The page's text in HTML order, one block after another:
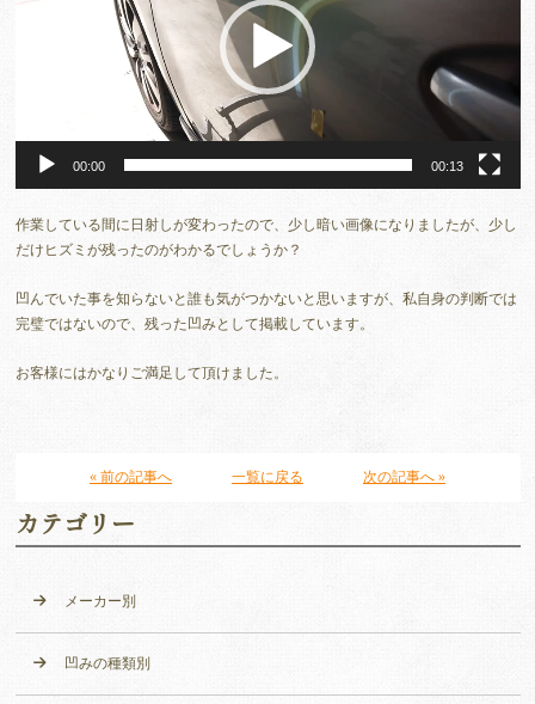
00:00 00:13
作業している間に日射しが変わったので、少し暗い画像になりましたが、少し
だけヒズミが残ったのがわかるでしょうか？
凹んでいた事を知らないと誰も気がつかないと思いますが、私自身の判断では
完璧ではないので、残った凹みとして掲載しています。
お客様にはかなりご満足して頂けました。
« 前の記事へ 一覧に戻る 次の記事へ »
カテゴリー
メーカー別
凹みの種類別